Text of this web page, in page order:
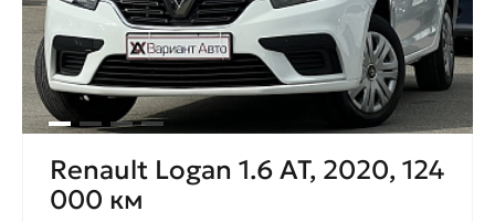
Renault Logan 1.6 AT, 2020, 124
000 км